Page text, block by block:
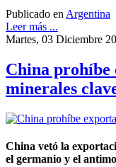
Publicado en Argentina
Leer más ...
Martes, 03 Diciembre
China prohíbe
minerales
China vetó la
el germanio y el